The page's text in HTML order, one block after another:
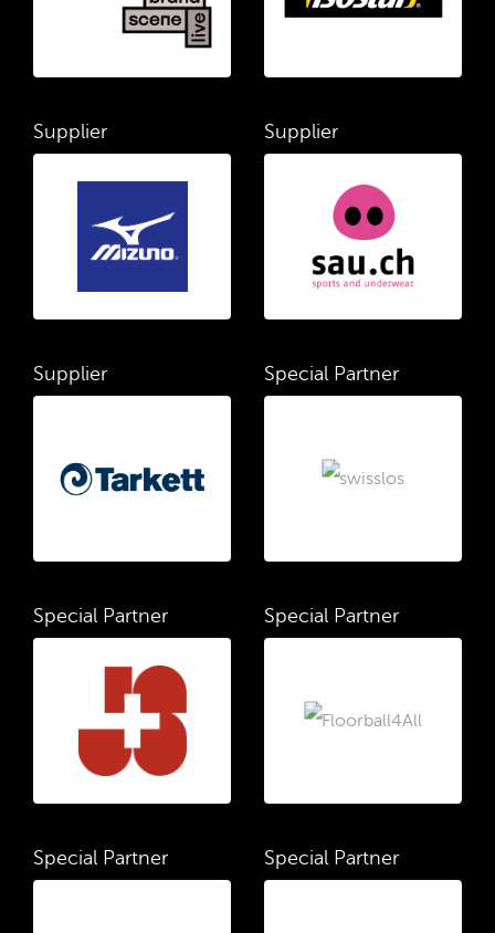
Supplier Supplier
Supplier Special Partner
Special Partner Special Partner
Special Partner Special Partner